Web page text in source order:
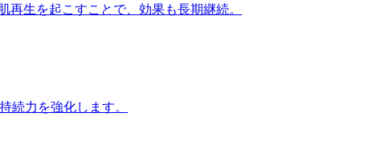
生を起こすことで、効果も長期継続。
続力を強化します。